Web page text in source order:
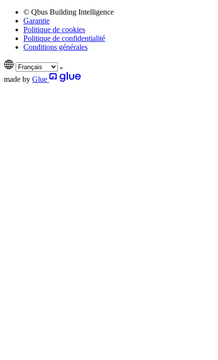
© Qbus Building Intelligence
Garantie
Politique de cookies
Politique de confidentialité
Conditions générales
made by Glue